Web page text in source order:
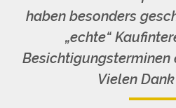
haben besonders
„echte“
Besichtigungsterminen
Vielen